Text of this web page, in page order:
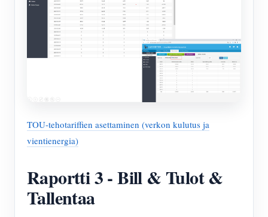
TOU-tehotariffien asettaminen (verkon kulutus ja
vientienergia)
Raportti 3 - Bill & Tulot &
Tallentaa